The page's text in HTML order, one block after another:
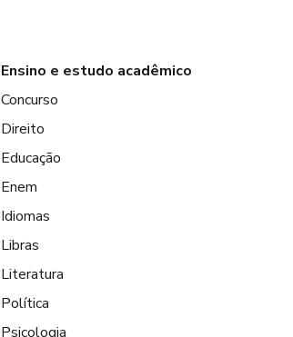
Ensino e estudo acadêmico
Concurso
Direito
Educação
Enem
Idiomas
Libras
Literatura
Política
Psicologia